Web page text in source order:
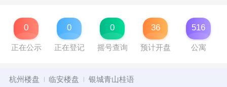
0
正在公示
0
正在登记
0
摇号查询
36
预计开盘
516
公寓
杭州楼盘 临安楼盘 银城青山桂语